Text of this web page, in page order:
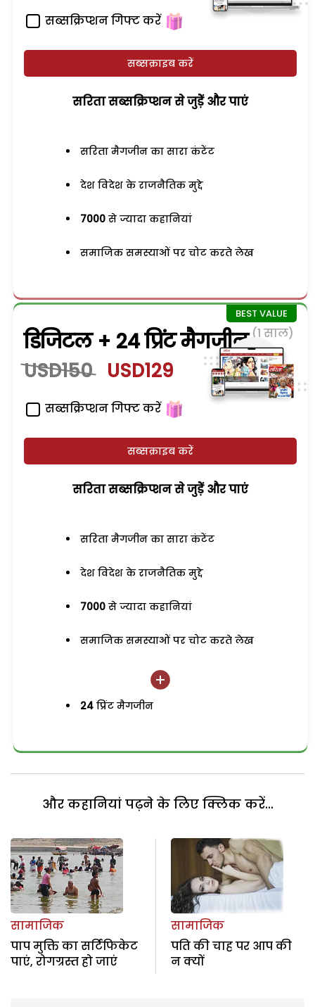
सब्सक्रिप्शन गिफ्ट करें
सब्सक्राइब करें
सरिता सब्सक्रिप्शन से जुड़ेें और पाएं
सरिता मैगजीन का सारा कंटेंट
देश विदेश के राजनैतिक मुद्दे
7000 से ज्यादा कहानियां
समाजिक समस्याओं पर चोट करते लेख
डिजिटल + 24 प्रिंट मैगजीन (1 साल)
USD150 USD129
सब्सक्रिप्शन गिफ्ट करें
सब्सक्राइब करें
सरिता सब्सक्रिप्शन से जुड़ेें और पाएं
सरिता मैगजीन का सारा कंटेंट
देश विदेश के राजनैतिक मुद्दे
7000 से ज्यादा कहानियां
समाजिक समस्याओं पर चोट करते लेख
24 प्रिंट मैगजीन
और कहानियां पढ़ने के लिए क्लिक करें...
सामाजिक
पाप मुक्ति का सर्टिफिकेट
पाएं, रोगग्रस्त हो जाएं
सामाजिक
पति की चाह पर आप की
न क्यों